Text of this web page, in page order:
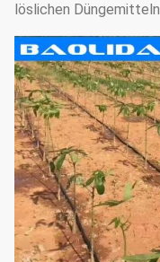
löslichen Düngemitteln